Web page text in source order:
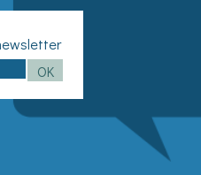
votre
adresse
email
OK